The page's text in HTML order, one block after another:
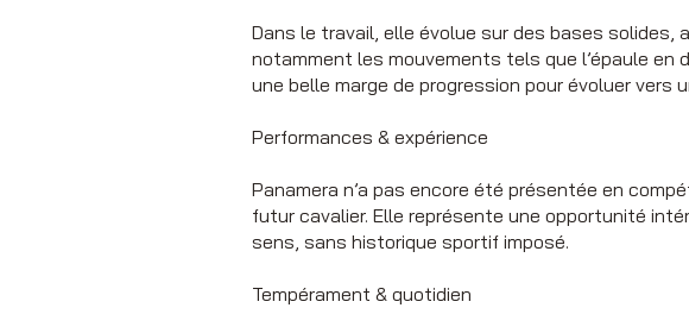
Dans le travail, elle évolue sur des bases solides,
notamment les mouvements tels que l’épaule
une belle marge de progression pour évoluer
Performances & expérience
Panamera n’a pas encore été présentée en
futur cavalier. Elle représente une opportunité
sens, sans historique sportif imposé.
Tempérament & quotidien